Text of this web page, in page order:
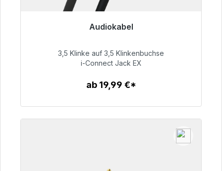
Audiokabel
51,99 €
3,5 Klinke auf 3,5 Klinkenbuchse
i-Connect Jack EX
ab 19,99 €*